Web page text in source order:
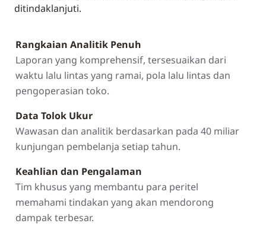
ditindaklanjuti.
Rangkaian Analitik Penuh
Laporan yang komprehensif, tersesuaikan dari
waktu lalu lintas yang ramai, pola lalu lintas dan
pengoperasian toko.
Data Tolok Ukur
Wawasan dan analitik berdasarkan pada 40 miliar
kunjungan pembelanja setiap tahun.
Keahlian dan Pengalaman
Tim khusus yang membantu para peritel
memahami tindakan yang akan mendorong
dampak terbesar.